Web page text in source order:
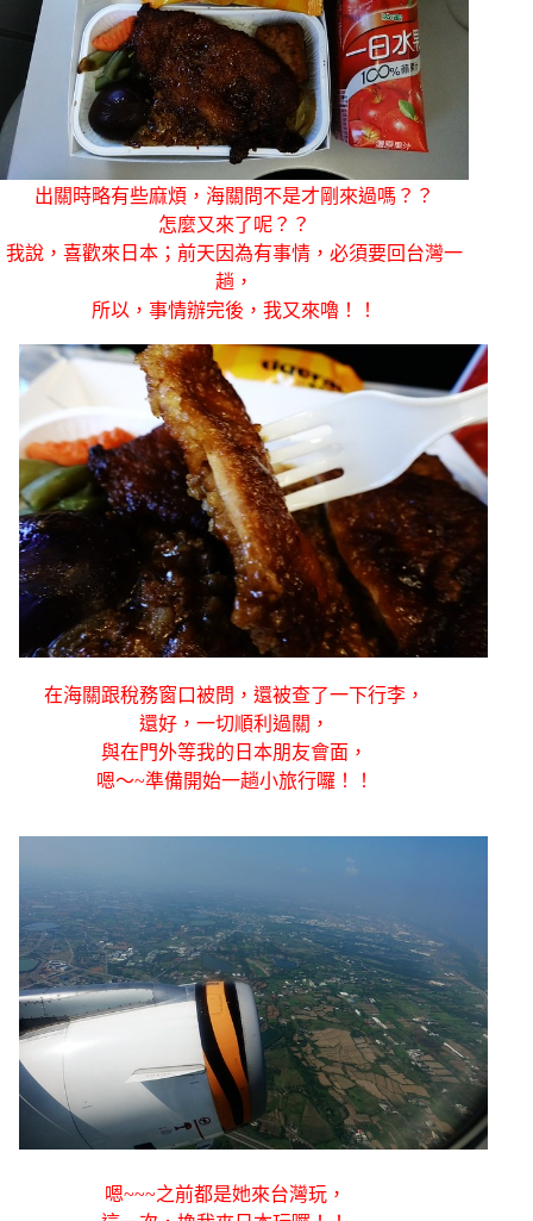
出關時略有些麻煩，海關問不是才剛來過嗎？？
怎麼又來了呢？？
我說，喜歡來日本；前天因為有事情，必須要回台灣一
趟，
所以，事情辦完後，我又來嚕！！
在海關跟稅務窗口被問，還被查了一下行李，
還好，一切順利過關，
與在門外等我的日本朋友會面，
嗯～~準備開始一趟小旅行囉！！
嗯~~~之前都是她來台灣玩，